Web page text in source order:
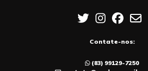
Contate-nos:
(83) 99129-7250